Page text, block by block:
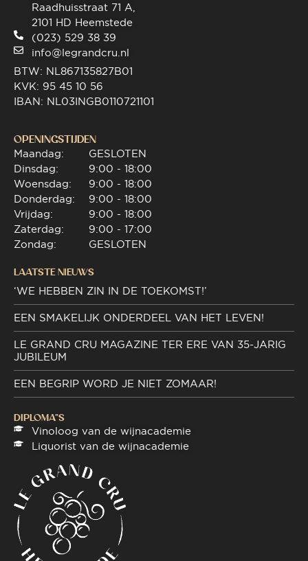
Raadhuisstraat 71 A,
2101 HD Heemstede
(023) 529 38 39
info@legrandcru.nl
BTW: NL867135827B01
KVK: 95 45 10 56
IBAN: NL03INGB0110721101
OPENINGSTIJDEN
Maandag:
Dinsdag:
Woensdag:
Donderdag:
Vrijdag:
Zaterdag:
Zondag:
GESLOTEN
9:00 - 18:00
9:00 - 18:00
9:00 - 18:00
9:00 - 18:00
9:00 - 17:00
GESLOTEN
LAATSTE NIEUWS
‘WE HEBBEN ZIN IN DE TOEKOMST!’
EEN SMAKELIJK ONDERDEEL VAN HET LEVEN!
LE GRAND CRU MAGAZINE TER ERE VAN 35-JARIG
JUBILEUM
EEN BEGRIP WORD JE NIET ZOMAAR!
DIPLOMA"S
Vinoloog van de wijnacademie
Liquorist van de wijnacademie